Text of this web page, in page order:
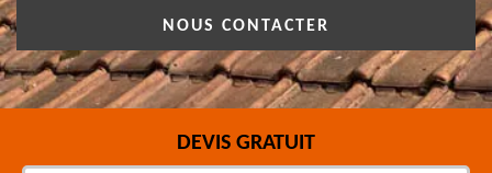
NOUS CONTACTER
DEVIS GRATUIT